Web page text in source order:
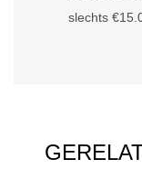
slechts